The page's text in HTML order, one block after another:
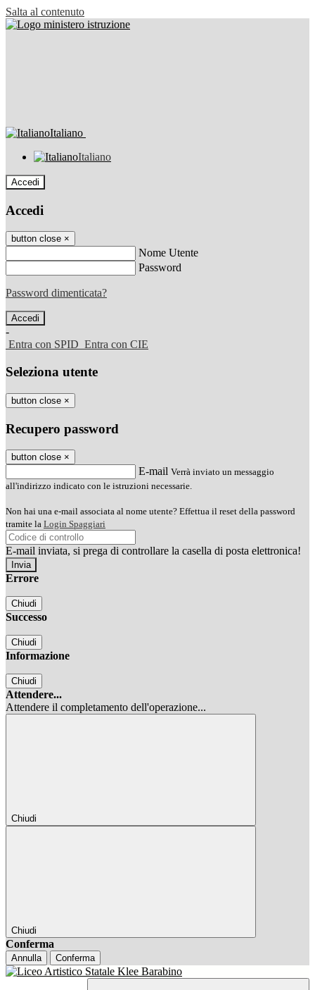
Salta al contenuto
Italiano
Italiano
Accedi
Accedi
button close ×
Nome Utente
Password
Password dimenticata?
-
Entra con SPID Entra con CIE
Seleziona utente
button close ×
Recupero password
button close ×
E-mail Verrà inviato un messaggio
all'indirizzo indicato con le istruzioni necessarie.
Non hai una e-mail associata al nome utente? Effettua il reset della password
tramite la Login Spaggiari
E-mail inviata, si prega di controllare la casella di posta elettronica!
Errore
Chiudi
Successo
Chiudi
Informazione
Chiudi
Attendere...
Attendere il completamento dell'operazione...
Chiudi
Chiudi
Conferma
Annulla Conferma